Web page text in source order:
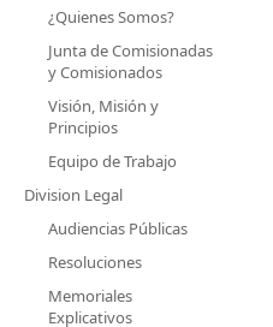
¿Quienes Somos?
Junta de Comisionadas
y Comisionados
Visión, Misión y
Principios
Equipo de Trabajo
Division Legal
Audiencias Públicas
Resoluciones
Memoriales
Explicativos